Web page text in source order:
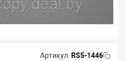
Артикул: RS5-1446